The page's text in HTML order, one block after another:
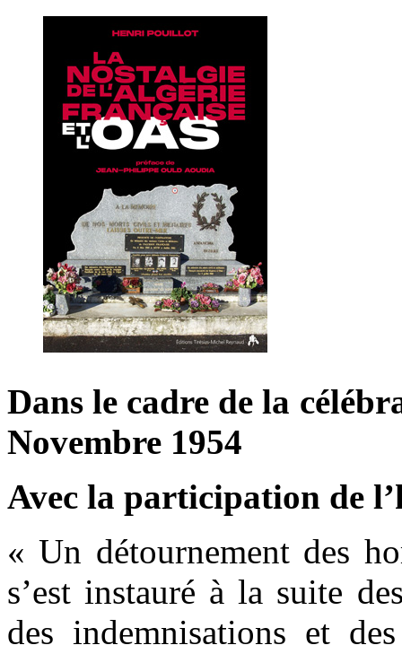
Dans le cadre de la
Novembre 1954
Avec la participation de
« Un détournement des
s’est instauré à la suite
des indemnisations et